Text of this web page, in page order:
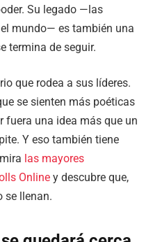
Su legado —las
mundo— es también una
termina de seguir.
que rodea a sus líderes.
se sienten más poéticas
fuera una idea más que un
Y eso también tiene
las mayores
Online y descubre que,
se llenan.